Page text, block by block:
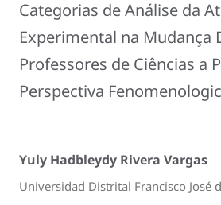
Categorias de Análise da
Experimental na Mudança
Professores de Ciências a
Perspectiva
Yuly Hadbleydy Rivera Vargas
Universidad Distrital Francisco José